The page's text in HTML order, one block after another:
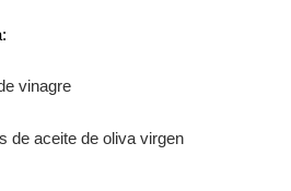
vinagre
de aceite de oliva virgen